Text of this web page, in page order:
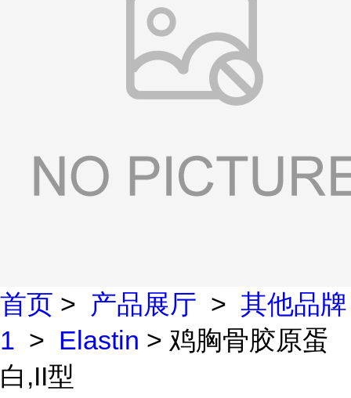
首页 > 产品展厅 > 其他品牌
1 > Elastin > 鸡胸骨胶原蛋
白,II型